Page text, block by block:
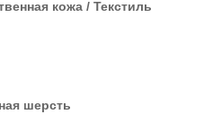
кожа / Текстиль
шерсть